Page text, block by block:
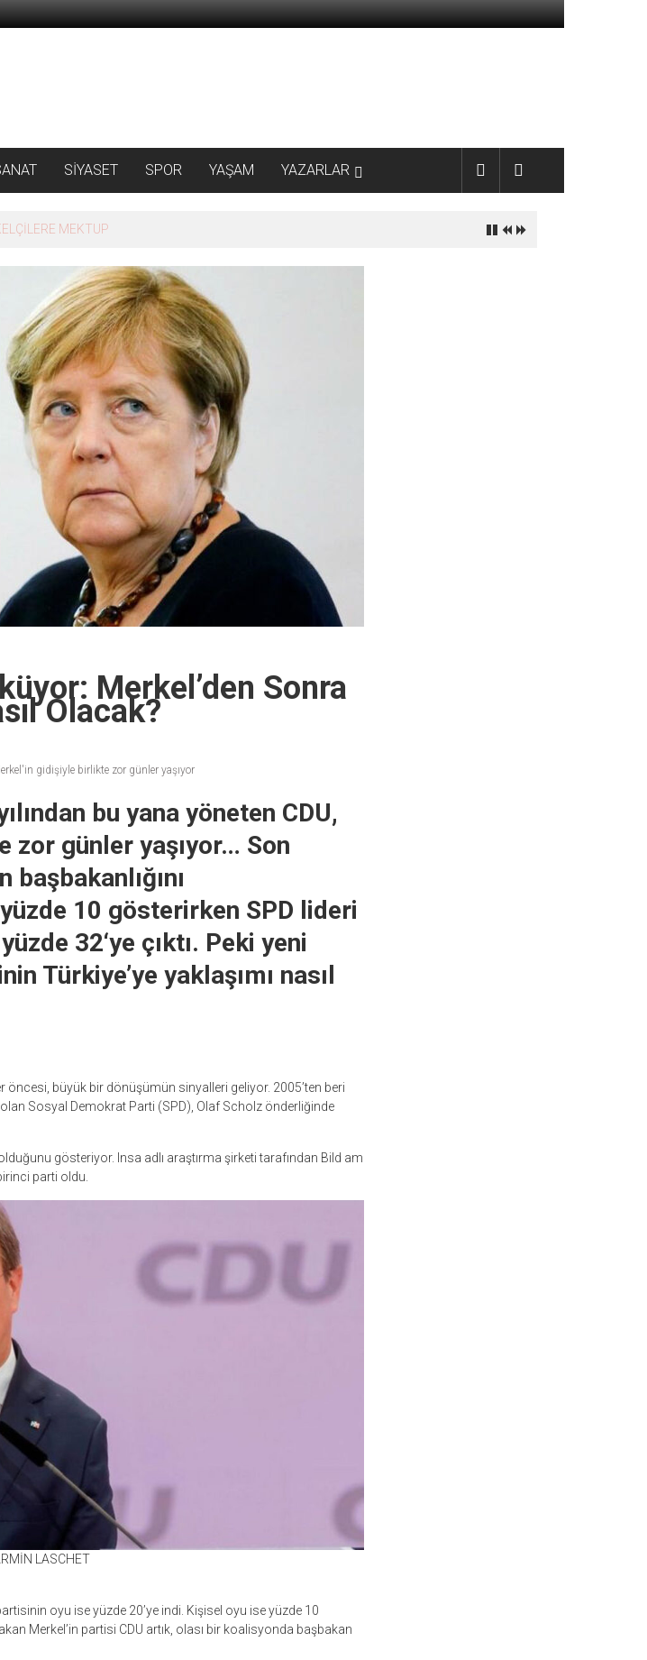
SİYASET SPOR YAŞAM YAZARLAR
MEKTUP
Merkel’den Sonra
Olacak?
gidişiyle birlikte zor günler yaşıyor
bu yana yöneten CDU,
zor günler yaşıyor… Son
10 gösterirken SPD lideri
32‘ye çıktı. Peki yeni
Türkiye’ye yaklaşımı nasıl
öncesi, büyük bir dönüşümün sinyalleri geliyor. 2005’ten beri
Sosyal Demokrat Parti (SPD), Olaf Scholz önderliğinde
gösteriyor. Insa adlı araştırma şirketi tarafından Bild am
parti oldu.
LASCHET
oyu ise yüzde 20’ye indi. Kişisel oyu ise yüzde 10
Merkel’in partisi CDU artık, olası bir koalisyonda başbakan